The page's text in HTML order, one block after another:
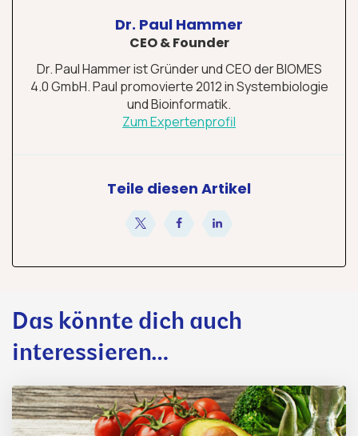
Dr. Paul Hammer
CEO & Founder
Dr. Paul Hammer ist Gründer und CEO der BIOMES
4.0 GmbH. Paul promovierte 2012 in Systembiologie
und Bioinformatik.
Zum Expertenprofil
Teile diesen Artikel
Das könnte dich auch
interessieren…